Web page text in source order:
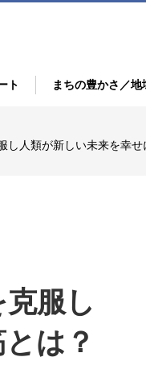
ト まちの豊かさ／地
し人類が新しい未来を幸
服し
は？